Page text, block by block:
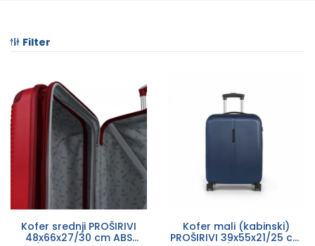
Filter
Kofer srednji PROŠIRIVI
48x66x27/30 cm ABS
Kofer mali (kabinski)
PROŠIRIVI 39x55x21/25 cm